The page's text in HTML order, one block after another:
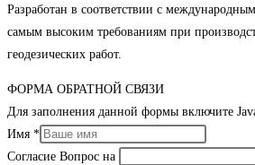
Разработан в соответствии с
самым высоким требованиям при
геодезических работ.
ФОРМА ОБРАТНОЙ СВЯЗИ
Для заполнения данной формы включите
Имя *
Согласие Вопрос на